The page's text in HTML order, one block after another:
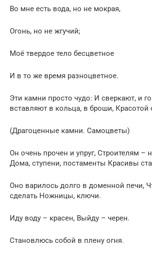
Во мне есть вода, но не мокрая,
Огонь, но не жгучий;
Моё твердое тело бесцветное
И в то же время разноцветное.
Эти камни просто чудо: И сверкают, и
вставляют в кольца, в броши, Красотой
(Драгоценные камни. Самоцветы)
Он очень прочен и упруг, Строителям –
Дома, ступени, постаменты Красивы
Оно варилось долго в доменной печи,
сделать Ножницы, ключи.
Иду воду – красен, Выйду – черен.
Становлюсь собой в плену огня.